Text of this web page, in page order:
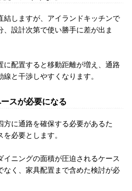
結しますが、アイランドキッチンで
、設計次第で使い勝手に差が出ま
に配置すると移動距離が増え、通路
と干渉しやすくなります。
スが必要になる
方に通路を確保する必要があるた
必要とします。
イニングの面積が圧迫されるケース
なく、家具配置まで含めた検討が必